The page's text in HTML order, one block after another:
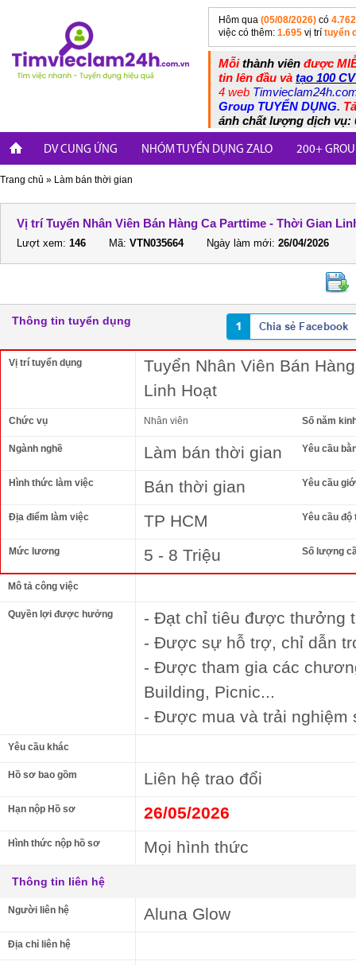
Hôm qua (05/08/2026) có 4.762
việc có thêm: 1.695 vị trí tuyển
Mỗithành viên được
tin lên đầu và tạo 100
4 web
Group TUYỂN DỤNG.
ánh chất lượng dịch vụ:
DV CUNG ỨNG NHÓM TUYỂN DỤNG ZALO 200+
Trang chủ » Làm bán thời gian
Vị trí Tuyển Nhân Viên Bán Hàng Ca Parttime - Thời Gian
Lượt xem: 146 Mã: VTN035664 Ngày làm mới: 26/04/2026
Thông tin tuyển dụng
Vị trí tuyển dụng
Tuyển Nhân Viên Bán
Linh Hoạt
Chức vụ Nhân viên Số năm
Ngành nghề Làm bán thời gian Yêu cầu
Hình thức làm việc Bán thời gian Yêu cầu
Địa điểm làm việc TP HCM Yêu cầu độ
Mức lương 5 - 8 Triệu Số lượng
Mô tả công việc
Quyền lợi được hưởng
- Đạt chỉ tiêu được thưởng
- Được sự hỗ trợ, chỉ dẫn
- Được tham gia các
Building, Picnic...
- Được mua và trải nghiệm
Yêu cầu khác
Hồ sơ bao gồm Liên hệ trao đổi
Hạn nộp Hồ sơ 26/05/2026
Hình thức nộp hồ sơ Mọi hình thức
Thông tin liên hệ
Người liên hệ Aluna Glow
Địa chỉ liên hệ